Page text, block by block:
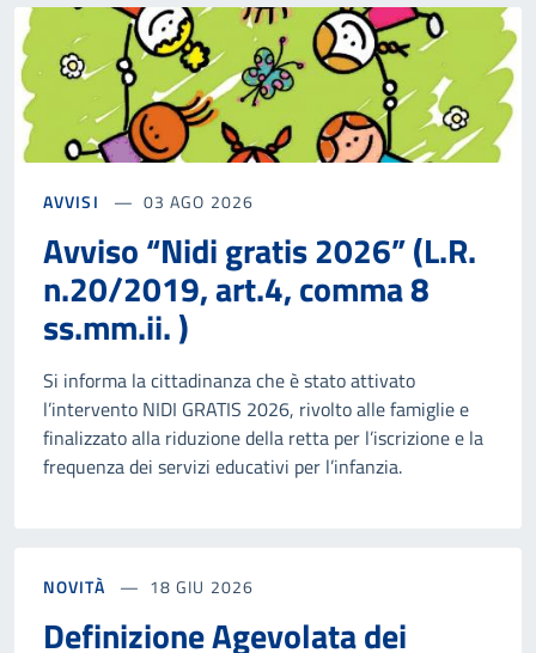
AVVISI 03 AGO 2026
Avviso “Nidi gratis 2026” (L.R.
n.20/2019, art.4, comma 8
ss.mm.ii. )
Si informa la cittadinanza che è stato attivato
l’intervento NIDI GRATIS 2026, rivolto alle famiglie e
finalizzato alla riduzione della retta per l’iscrizione e la
frequenza dei servizi educativi per l’infanzia.
NOVITÀ 18 GIU 2026
Definizione Agevolata dei